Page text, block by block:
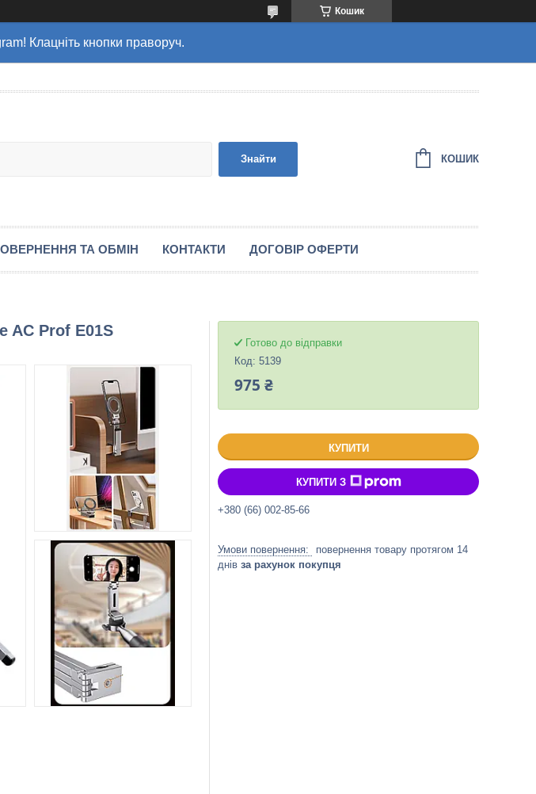
Кошик
Клацніть кнопки праворуч.
Знайти КОШИК
ТА ОБМІН КОНТАКТИ ДОГОВІР ОФЕРТИ
AC Prof E01S
Готово до відправки
Код: 5139
975 ₴
КУПИТИ
КУПИТИ З
+380 (66) 002-85-66
повернення товару протягом 14
днів за рахунок покупця